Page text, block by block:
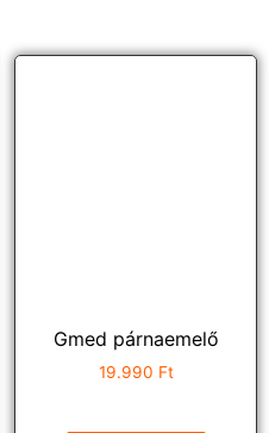
Gmed párnaemelő
19.990 Ft